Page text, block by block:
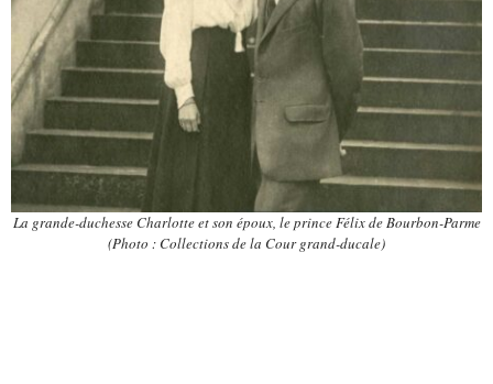
La grande-duchesse Charlotte et son époux, le prince Félix de Bourbon-Parme
(Photo : Collections de la Cour grand-ducale)